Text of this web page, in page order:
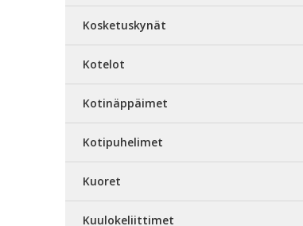
Kosketuskynät
Kotelot
Kotinäppäimet
Kotipuhelimet
Kuoret
Kuulokeliittimet